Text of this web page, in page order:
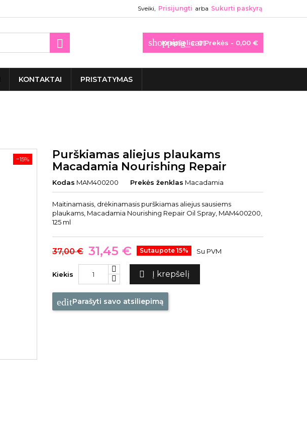
Sveiki, Prisijungti arba Sukurti paskyrą
shopping_cart
Krepšelis: 0Prekės - 0,00 €

KONTAKTAI PRISTATYMAS
−15%
Purškiamas aliejus plaukams
Macadamia Nourishing Repair
Kodas MAM400200 Prekės ženklas Macadamia
Maitinamasis, drėkinamasis purškiamas aliejus sausiems
plaukams, Macadamia Nourishing Repair Oil Spray, MAM400200,
125 ml
37,00 € 31,45 € Sutaupote 15% Su PVM
Kiekis  Į krepšelį
editParašyti savo atsiliepimą